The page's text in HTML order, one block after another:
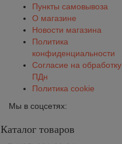
Пункты самовывоза
О магазине
Новости магазина
Политика
конфиденциальности
Согласие на обработку
ПДн
Политика cookie
Мы в соцсетях:
Каталог товаров